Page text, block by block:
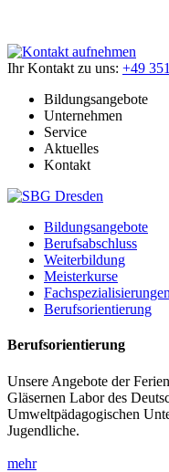
Ihr Kontakt zu uns: +49
Bildungsangebote
Unternehmen
Service
Aktuelles
Kontakt
Bildungsangebote
Berufsabschluss
Weiterbildung
Meisterkurse
Fachspezialisierungen
Berufsorientierung
Berufsorientierung
Unsere Angebote der
Gläsernen Labor des
Umweltpädagogischen
Jugendliche.
mehr